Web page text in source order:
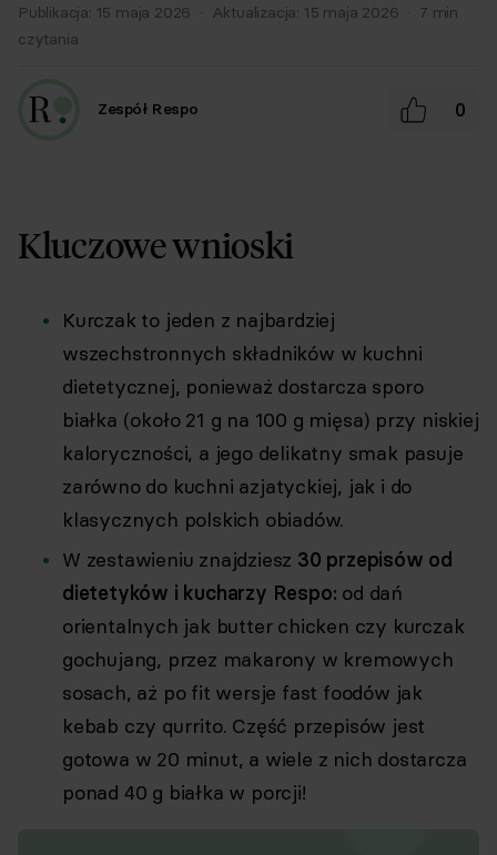
Publikacja: 15 maja 2026 · Aktualizacja: 15 maja 2026 · 7 min
czytania
Zespół Respo 0
Kluczowe wnioski
Kurczak to jeden z najbardziej
wszechstronnych składników w kuchni
dietetycznej, ponieważ dostarcza sporo
białka (około 21 g na 100 g mięsa) przy niskiej
kaloryczności, a jego delikatny smak pasuje
zarówno do kuchni azjatyckiej, jak i do
klasycznych polskich obiadów.
W zestawieniu znajdziesz 30 przepisów od
dietetyków i kucharzy Respo: od dań
orientalnych jak butter chicken czy kurczak
gochujang, przez makarony w kremowych
sosach, aż po fit wersje fast foodów jak
kebab czy qurrito. Część przepisów jest
gotowa w 20 minut, a wiele z nich dostarcza
ponad 40 g białka w porcji!